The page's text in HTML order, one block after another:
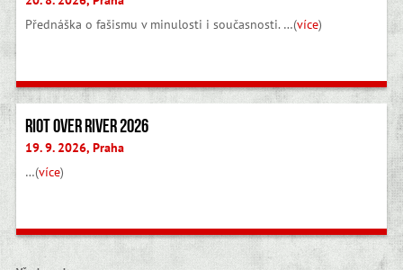
Přednáška o fašismu v minulosti i současnosti. …(více)
Riot Over River 2026
19. 9. 2026, Praha
…(více)